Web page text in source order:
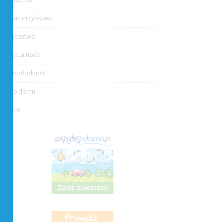
Macierzyństwo
Ojcostwo
Aktualności
Niepłodność
Do domu
Inne